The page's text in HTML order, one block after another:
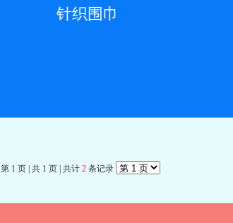
针织围巾
第 1 页 | 共 1 页 | 共计 2条记录